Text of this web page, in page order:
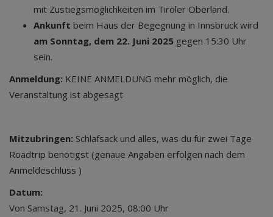
mit Zustiegsmöglichkeiten im Tiroler Oberland.
Ankunft beim Haus der Begegnung in Innsbruck wird
am Sonntag, dem 22. Juni 2025 gegen 15:30 Uhr
sein.
Anmeldung: KEINE ANMELDUNG mehr möglich, die
Veranstaltung ist abgesagt
Mitzubringen: Schlafsack und alles, was du für zwei Tage
Roadtrip benötigst (genaue Angaben erfolgen nach dem
Anmeldeschluss )
Datum:
Von Samstag, 21. Juni 2025, 08:00 Uhr